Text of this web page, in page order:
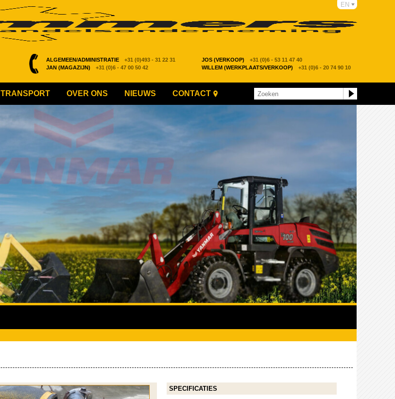
ALGEMEEN/ADMINISTRATIE +31 (0)493 - 31 22 31 JOS (VERKOOP)
+31 (0)6 - 53 11 47 40
JAN (MAGAZIJN)
+31 (0)6 - 47 00 50 42 WILLEM (WERKPLAATS/VERKOOP) +31 (0)6 - 20 74 90 10
EN
TRANSPORT OVER ONS NIEUWS CONTACT
SPECIFICATIES